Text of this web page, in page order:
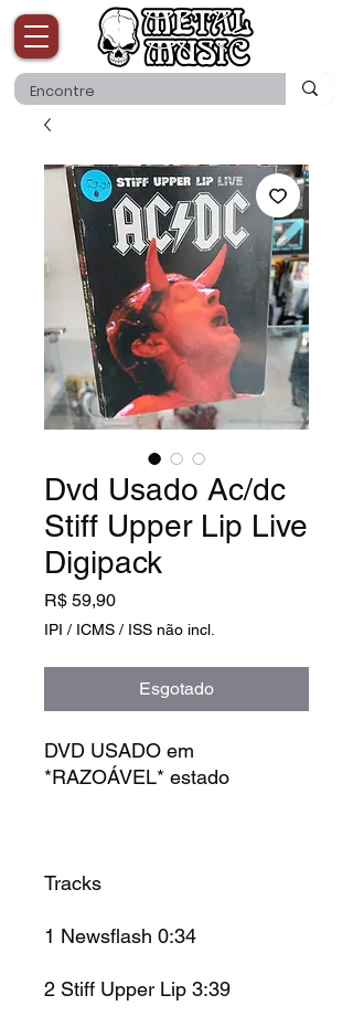
Dvd Usado Ac/dc
Stiff Upper Lip Live
Digipack
R$ 59,90Preço
IPI / ICMS / ISS não incl.
Esgotado
DVD USADO em
*RAZOÁVEL* estado
Tracks
1 Newsflash 0:34
2 Stiff Upper Lip 3:39